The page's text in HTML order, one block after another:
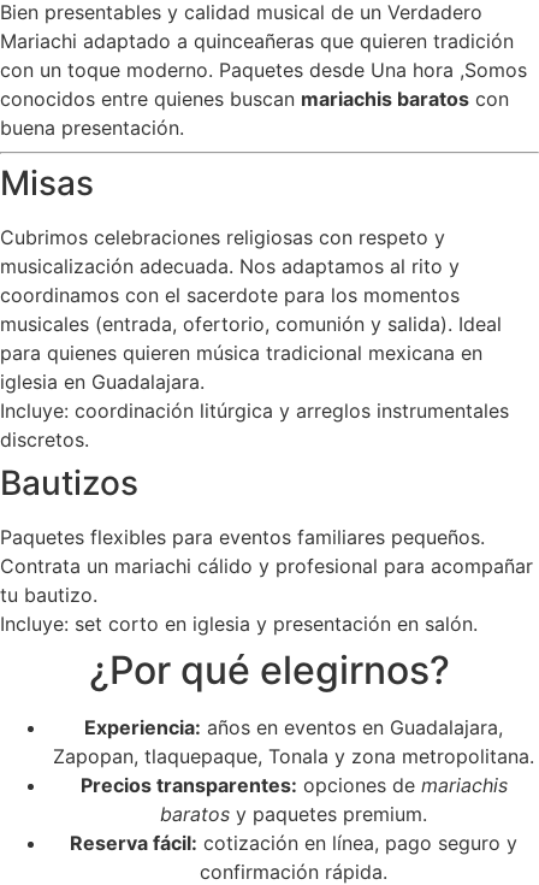
Bien presentables y calidad musical de un Verdadero
Mariachi adaptado a quinceañeras que quieren tradición
con un toque moderno. Paquetes desde Una hora ,Somos
conocidos entre quienes buscan mariachis baratos con
buena presentación.
Misas
Cubrimos celebraciones religiosas con respeto y
musicalización adecuada. Nos adaptamos al rito y
coordinamos con el sacerdote para los momentos
musicales (entrada, ofertorio, comunión y salida). Ideal
para quienes quieren música tradicional mexicana en
iglesia en Guadalajara.
Incluye: coordinación litúrgica y arreglos instrumentales
discretos.
Bautizos
Paquetes flexibles para eventos familiares pequeños.
Contrata un mariachi cálido y profesional para acompañar
tu bautizo.
Incluye: set corto en iglesia y presentación en salón.
¿Por qué elegirnos?
Experiencia: años en eventos en Guadalajara,
Zapopan, tlaquepaque, Tonala y zona metropolitana.
Precios transparentes: opciones de mariachis
baratos y paquetes premium.
Reserva fácil: cotización en línea, pago seguro y
confirmación rápida.